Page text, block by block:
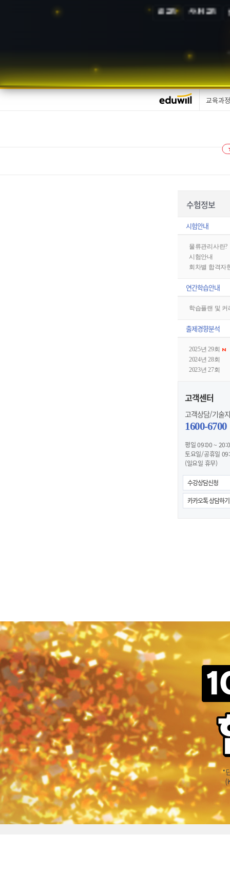
AI 교육 시니어 교육
교육과정
수험정보
시험안내
물류관리사란?
시험안내
회차별 합격자
연간학습안내
학습플랜 및 커
출제경향분석
2025년 29회
2024년 28회
2023년 27회
고객센터
고객상담/기술
1600-6700
평일 09:00 ~
토요일/공휴일
(일요일 휴무)
수강상담신청
카카오톡 상담하기